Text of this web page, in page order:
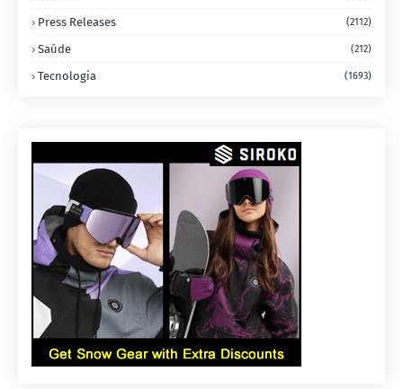
Press Releases (2112)
Saúde (212)
Tecnologia (1693)